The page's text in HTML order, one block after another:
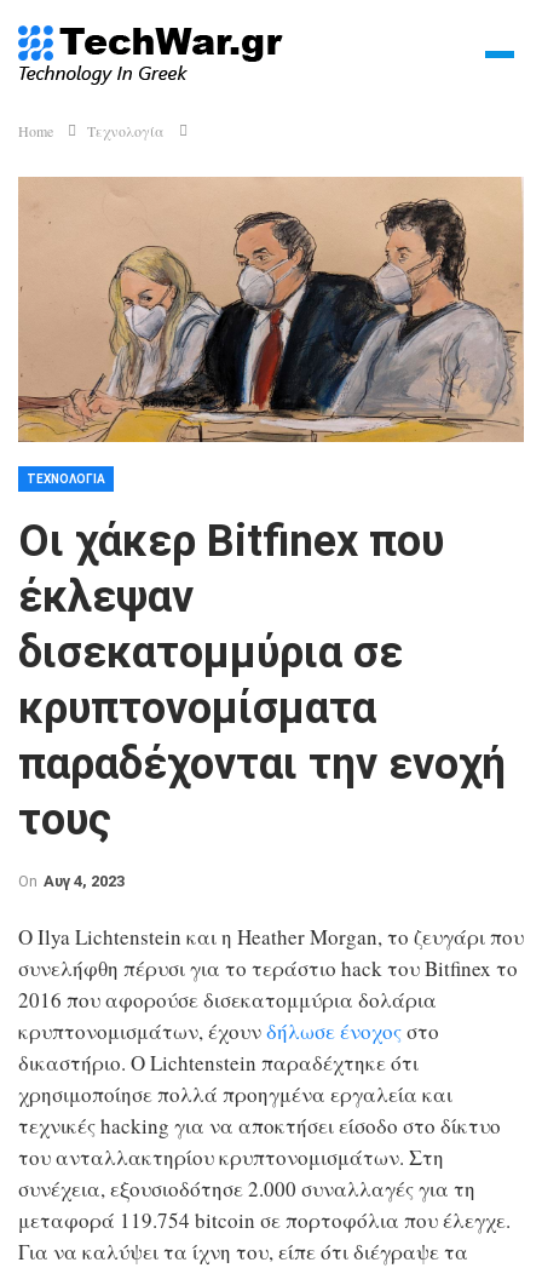
Home Τεχνολογία
ΤΕΧΝΟΛΟΓΊΑ
Οι χάκερ Bitfinex που
έκλεψαν
δισεκατομμύρια σε
κρυπτονομίσματα
παραδέχονται την ενοχή
τους
On Αυγ 4, 2023
Ο Ilya Lichtenstein και η Heather Morgan, το ζευγάρι που
συνελήφθη πέρυσι για το τεράστιο hack του Bitfinex το
2016 που αφορούσε δισεκατομμύρια δολάρια
κρυπτονομισμάτων, έχουνδήλωσε ένοχοςστο
δικαστήριο. Ο Lichtenstein παραδέχτηκε ότι
χρησιμοποίησε πολλά προηγμένα εργαλεία και
τεχνικές hacking για να αποκτήσει είσοδο στο δίκτυο
του ανταλλακτηρίου κρυπτονομισμάτων. Στη
συνέχεια, εξουσιοδότησε 2.000 συναλλαγές για τη
μεταφορά 119.754 bitcoin σε πορτοφόλια που έλεγχε.
Για να καλύψει τα ίχνη του, είπε ότι διέγραψε τα